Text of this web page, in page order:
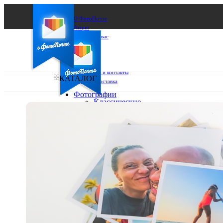
О ФотоПочте
Акции
Сделаем за вас
Бизнесу
FAQ
Франшиза
Поддержка и контакты
Оплата и доставка
Выберите из списка:
КАТАЛОГ
Фотографии
Классические
10х15
15х15
15х20
20х20
20х30
30х30
30х40
Фото
в